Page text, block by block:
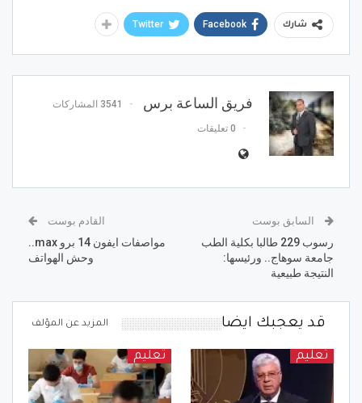
شارك Facebook
Twitter
فريق الساعة برس 3541 المشاركات
0 تعليقات
السابق بوست
رسوب 229 طالبا بكلية الطب
جامعة سوهاج.. ورئيسها:
النتيجة طبيعية
القادم بوست
مواصفات ايفون 14 برو max..
وحش الهواتف
قد يعجبك ايضا المزيد عن المؤلف
تعليم تعليم